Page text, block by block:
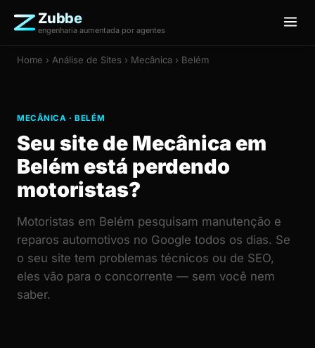
Zubbe
engenharia aumentada por agentes
Home › Análise de Sites › Mecânica › Belém
MECÂNICA · BELÉM
Seu site de Mecânica em
Belém está perdendo
motoristas?
Motoristas em Belém pesquisam manutenção e
reparos automotivos no Google todos os dias. Se
o seu site tem problemas técnicos ou de SEO,
eles vão para o concorrente — sem você nem
saber.